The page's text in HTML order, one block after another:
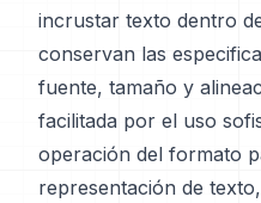
incrustar texto dentro
conservan las
fuente, tamaño y
facilitada por el uso
operación del formato
representación de